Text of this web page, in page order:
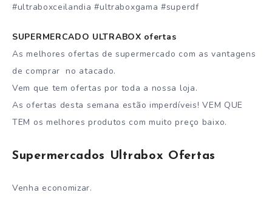
#ultraboxceilandia #ultraboxgama #superdf
SUPERMERCADO ULTRABOX ofertas
As melhores ofertas de supermercado com as vantagens
de comprar no atacado.
Vem que tem ofertas por toda a nossa loja.
As ofertas desta semana estão imperdíveis! VEM QUE
TEM os melhores produtos com muito preço baixo.
Supermercados Ultrabox Ofertas
Venha economizar.